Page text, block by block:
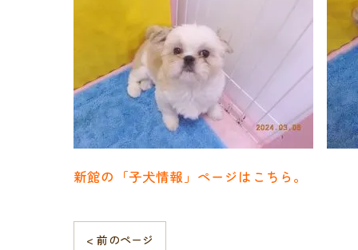
新館の「子犬情報」ページはこちら。
< 前のページ